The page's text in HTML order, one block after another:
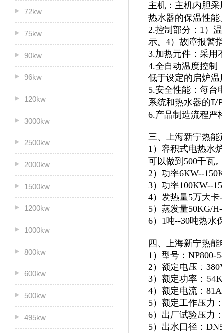
72kw
75kw
90kw
96kw
120kw
3000kw
2500kw
2000kw
1500kw
1200kw
1000kw
800kw
600kw
500kw
495kw
主机：主机内胆
热水器的保温性能
2.控制部分：1）
示。4）故障报警
3.加热元件：采用
4.全自动温度控制
低于设定的启炉
5.安全性能：每台
系统和热水器的T/P
6.产品制造流程严
三、上海新宁热
1）容积式电热水
可以做到500千瓦
2）功率6KW--
3）功率100KW--
4）发热量5万大
5）蒸发量50KG/
6）1吨--30吨热水
四、上海新宁热
1）型号：NP800-
2）额定电压：
3）额定功率： 54
4）额定电流：81A
5）额定工作压力
6）出厂试验压力
5）出水口径：